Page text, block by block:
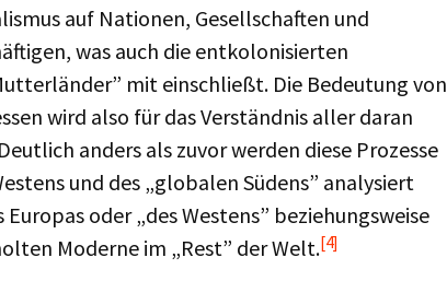
auf Nationen, Gesellschaften und
was auch die entkolonisierten
mit einschließt. Die Bedeutung von
wird also für das Verständnis aller daran
anders als zuvor werden diese Prozesse
und des „globalen Südens” analysiert
oder „des Westens” beziehungsweise
Moderne im „Rest” der Welt.[4]